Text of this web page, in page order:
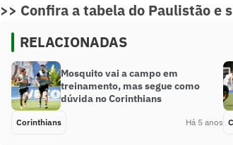
>> Confira a tabela do Paulistão e
RELACIONADAS
Mosquito vai a campo em
treinamento, mas segue como
dúvida no Corinthians
Corinthians Há 5 anos